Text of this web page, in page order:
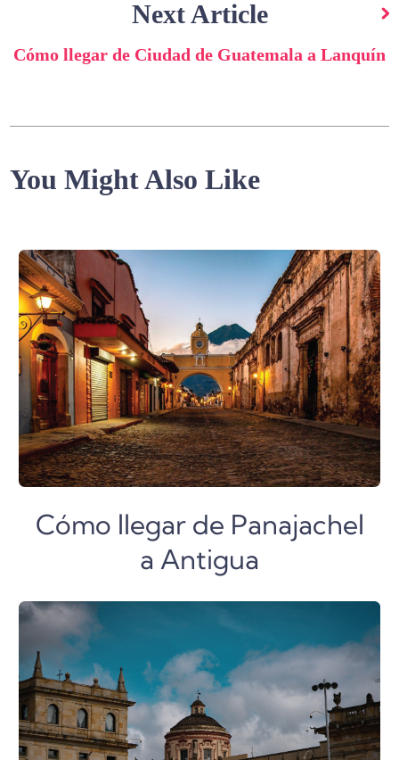
Next Article
Cómo llegar de Ciudad de Guatemala a Lanquín
You Might Also Like
Cómo llegar de Panajachel
a Antigua